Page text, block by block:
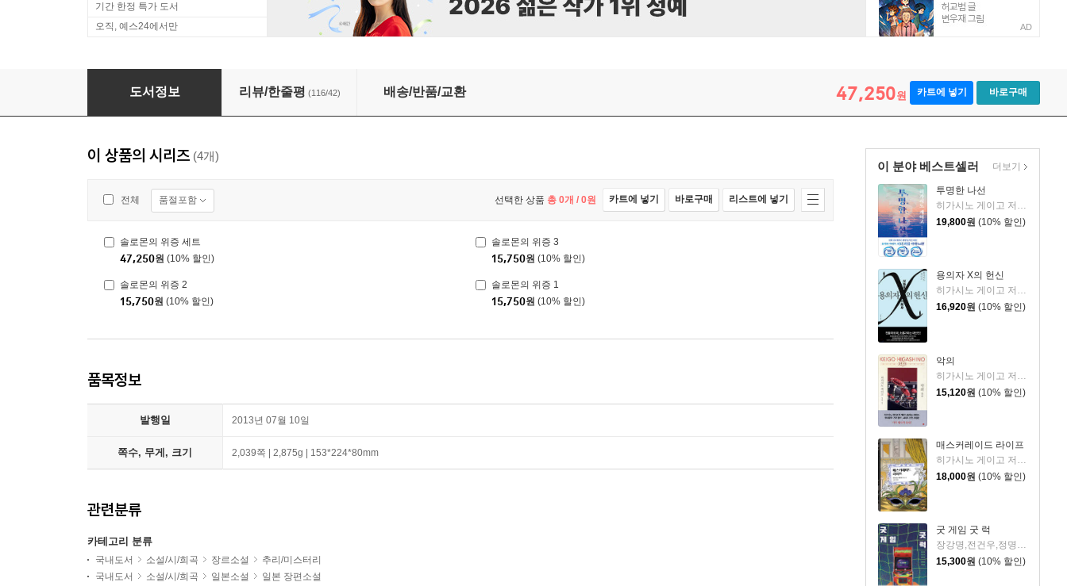
기간 한정 특가 도서
오직, 예스24에서만
AD
솔로몬의 위증 세트
도서정보 리뷰/한줄평 (116/42) 배송/반품/교환 47,250원 카트에 넣기 바로구매
이 분야 베스트셀러
투명한 나선
히가시노 게이고 저/김선영 역
19,800원 (10% 할인)
용의자 X의 헌신
히가시노 게이고 저/양억관 역
16,920원 (10% 할인)
악의
히가시노 게이고 저/양윤옥 역
15,120원 (10% 할인)
매스커레이드 라이프
히가시노 게이고 저/김은모 역
18,000원 (10% 할인)
굿 게임 굿 럭
장강명,전건우,정명섭,정해연,조영주 저
15,300원 (10% 할인)
더보기
이 상품의 시리즈 (4개)
전체 품절포함 선택한 상품 총 0개 / 0원 카트에 넣기 바로구매 리스트에 넣기
솔로몬의 위증 세트
47,250원 (10% 할인)
솔로몬의 위증 3
15,750원 (10% 할인)
솔로몬의 위증 2
15,750원 (10% 할인)
솔로몬의 위증 1
15,750원 (10% 할인)
품목정보
발행일 2013년 07월 10일
쪽수, 무게, 크기 2,039쪽 | 2,875g | 153*224*80mm
관련분류
카테고리 분류
국내도서 소설/시/희곡 장르소설
추리/미스터리
국내도서
소설/시/희곡 일본소설 일본 장편소설